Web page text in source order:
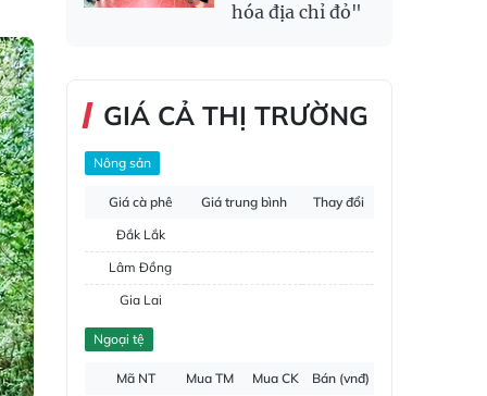
hóa địa chỉ đỏ"
GIÁ CẢ THỊ TRƯỜNG
Nông sản
Giá cà phê Giá trung bình
Thay đổi
Đắk Lắk
Lâm Đồng
Gia Lai
Đắk Nông
Ngoại tệ
Mã NT Mua TM Mua CK
Bán (vnđ)